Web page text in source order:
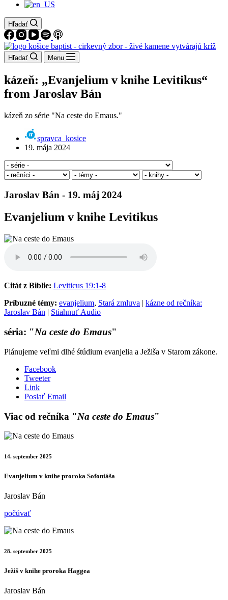
Hľadať
Hľadať Menu
kázeň: „Evanjelium v knihe Levitikus“
from Jaroslav Bán
kázeň zo série "Na ceste do Emaus."
spravca_kosice
19. mája 2024
Jaroslav Bán - 19. máj 2024
Evanjelium v knihe Levitikus
Citát z Biblie: Leviticus 19:1-8
Príbuzné témy: evanjelium, Stará zmluva | kázne od rečníka:
Jaroslav Bán | Stiahnuť Audio
séria: "Na ceste do Emaus"
Plánujeme veľmi dlhé śtúdium evanjelia a Ježiša v Starom zákone.
Facebook
Tweeter
Link
Poslať Email
Viac od rečníka "Na ceste do Emaus"
14. september 2025
Evanjelium v knihe proroka Sofoniáša
Jaroslav Bán
počúvať
28. september 2025
Ježiš v knihe proroka Haggea
Jaroslav Bán